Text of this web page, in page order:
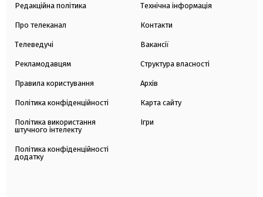
Редакційна політика
Про телеканал
Телеведучі
Рекламодавцям
Правила користування
Політика конфіденційності
Політика використання
штучного інтелекту
Політика конфіденційності
додатку
Технічна інформація
Контакти
Вакансії
Структура власності
Архів
Карта сайту
Ігри